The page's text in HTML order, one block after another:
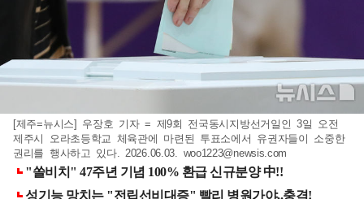
[제주=뉴시스] 우장호 기자 = 제9회 전국동시지방선거일인 3일 오전
제주시 오라초등학교 체육관에 마련된 투표소에서 유권자들이 소중한
권리를 행사하고 있다. 2026.06.03. woo1223@newsis.com